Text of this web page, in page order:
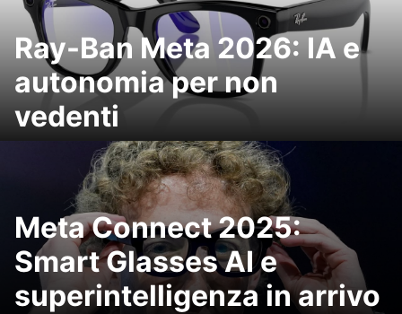
Ray-Ban Meta 2026: IA e
autonomia per non
vedenti
Meta Connect 2025:
Smart Glasses AI e
superintelligenza in arrivo